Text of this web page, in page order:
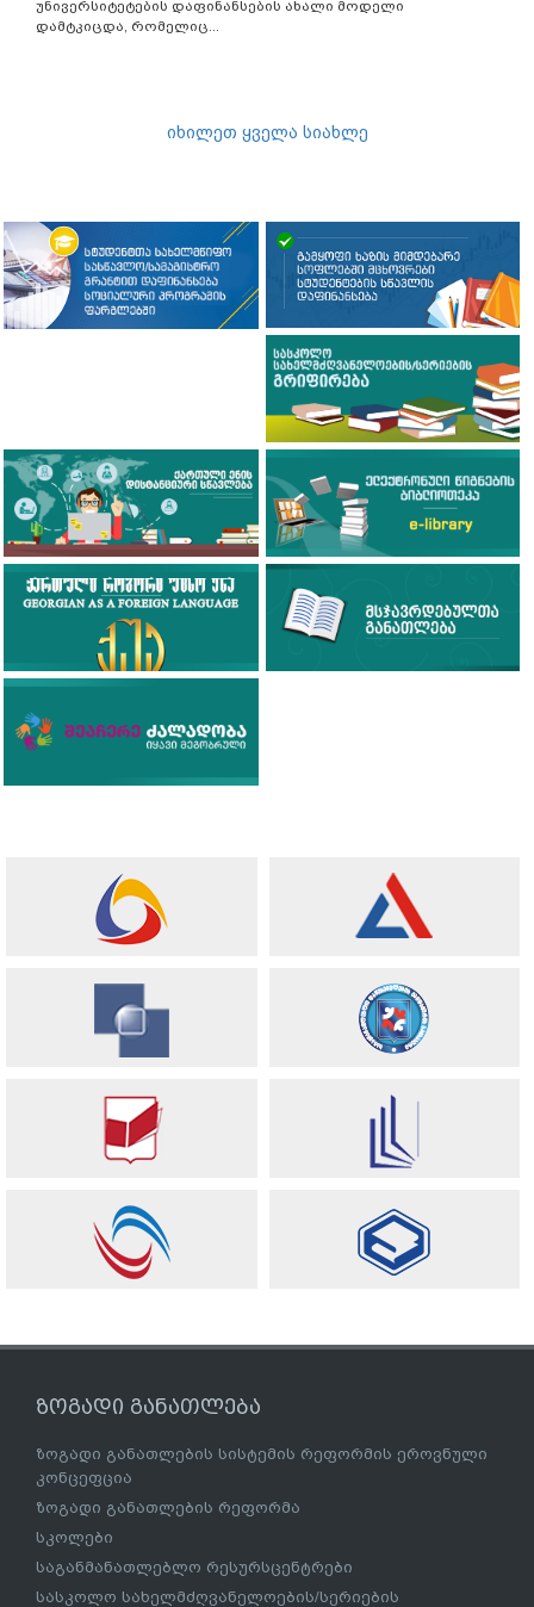
უნივერსიტეტების დაფინანსების ახალი მოდელი
დამტკიცდა, რომელიც...
იხილეთ ყველა სიახლე
ზოგადი განათლება
ზოგადი განათლების სისტემის რეფორმის ეროვნული
კონცეფცია
ზოგადი განათლების რეფორმა
სკოლები
საგანმანათლებლო რესურსცენტრები
სასკოლო სახელმძღვანელოების/სერიების